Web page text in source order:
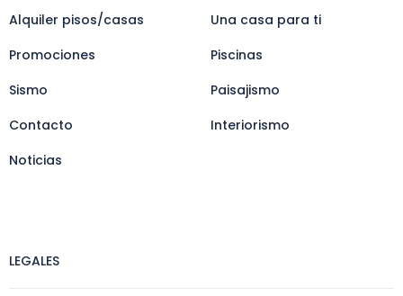
Alquiler pisos/casas
Promociones
Sismo
Contacto
Noticias
Una casa para ti
Piscinas
Paisajismo
Interiorismo
LEGALES